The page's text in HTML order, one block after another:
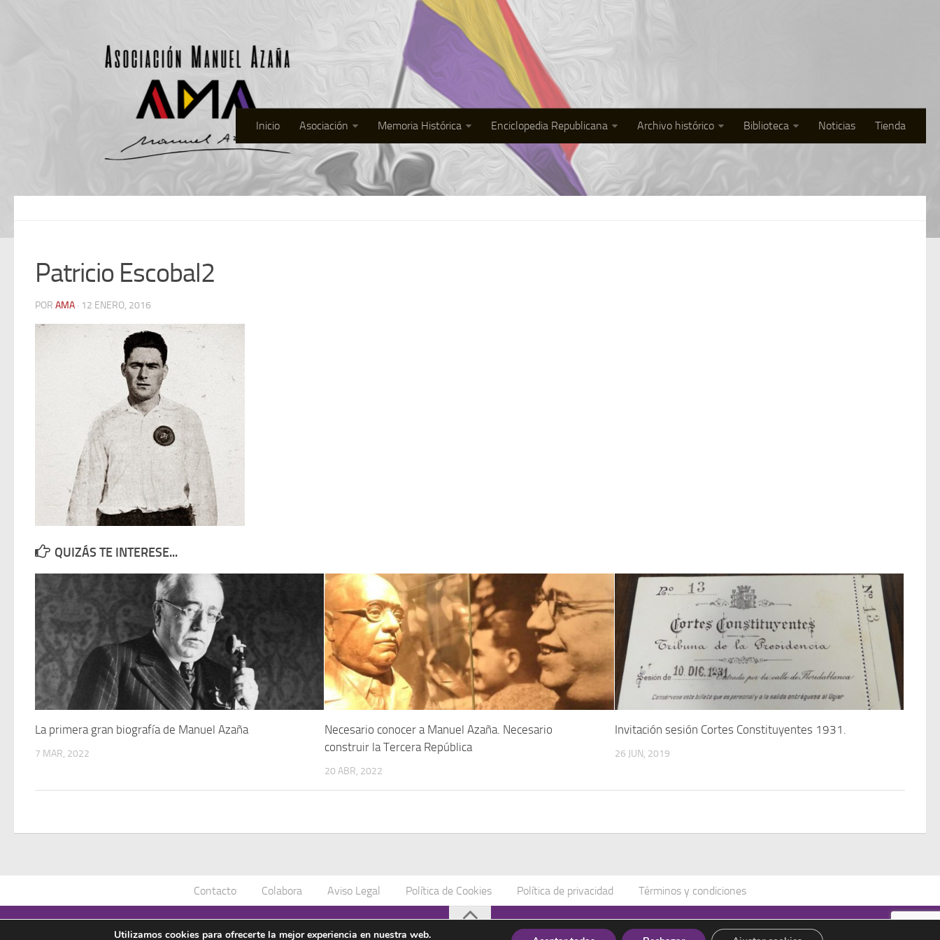
Inicio Asociación Memoria Histórica Enciclopedia Republicana Archivo histórico Biblioteca Noticias Tienda
Patricio Escobal2
POR AMA · 12 ENERO, 2016
QUIZÁS TE INTERESE...
La primera gran biografía de Manuel Azaña
7 MAR, 2022
Necesario conocer a Manuel Azaña. Necesario
construir la Tercera República
20 ABR, 2022
Invitación sesión Cortes Constituyentes 1931.
26 JUN, 2019
Contacto Colabora Aviso Legal Política de Cookies Política de privacidad Términos y condiciones
Asociación Manuel Azaña © 2020 - Todos los derechos reservados
Utilizamos cookies para ofrecerte la mejor experiencia en nuestra web.